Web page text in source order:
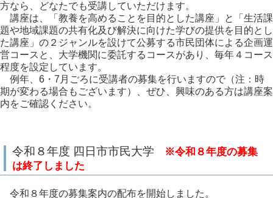
方なら、どなたでも受講していただけます。
講座は、「教養を高めることを目的とした講座」と「生活課
題や地域課題の共有化及び解決に向けた学びの提供を目的とし
た講座」の２ジャンルを設けて公募する市民団体による企画運
営コースと、大学機関に委託するコースがあり、毎年４コース
程度を設定しています。
例年、6・7月ごろに受講者の募集を行いますので（注：時
期が変わる場合もございます）、ぜひ、興味のある方は講座案
内をご確認ください。
令和８年度 四日市市民大学
※令和８年度の募集
は終了しました
令和８年度の募集案内の配布を開始しました。